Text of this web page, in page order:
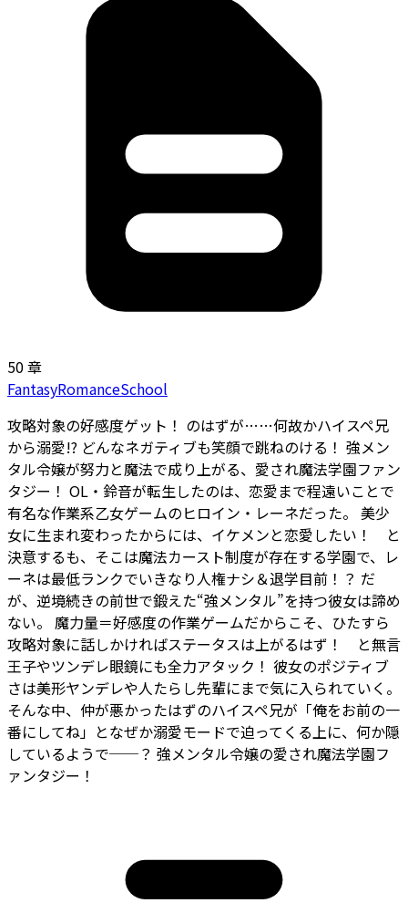
50 章
FantasyRomanceSchool
攻略対象の好感度ゲット！ のはずが……何故かハイスペ兄
から溺愛!? どんなネガティブも笑顔で跳ねのける！ 強メン
タル令嬢が努力と魔法で成り上がる、愛され魔法学園ファン
タジー！ OL・鈴音が転生したのは、恋愛まで程遠いことで
有名な作業系乙女ゲームのヒロイン・レーネだった。 美少
女に生まれ変わったからには、イケメンと恋愛したい！ と
決意するも、そこは魔法カースト制度が存在する学園で、レ
ーネは最低ランクでいきなり人権ナシ＆退学目前！？ だ
が、逆境続きの前世で鍛えた“強メンタル”を持つ彼女は諦め
ない。 魔力量＝好感度の作業ゲームだからこそ、ひたすら
攻略対象に話しかければステータスは上がるはず！ と無言
王子やツンデレ眼鏡にも全力アタック！ 彼女のポジティブ
さは美形ヤンデレや人たらし先輩にまで気に入られていく。
そんな中、仲が悪かったはずのハイスペ兄が「俺をお前の一
番にしてね」となぜか溺愛モードで迫ってくる上に、何か隠
しているようで──？ 強メンタル令嬢の愛され魔法学園フ
ァンタジー！